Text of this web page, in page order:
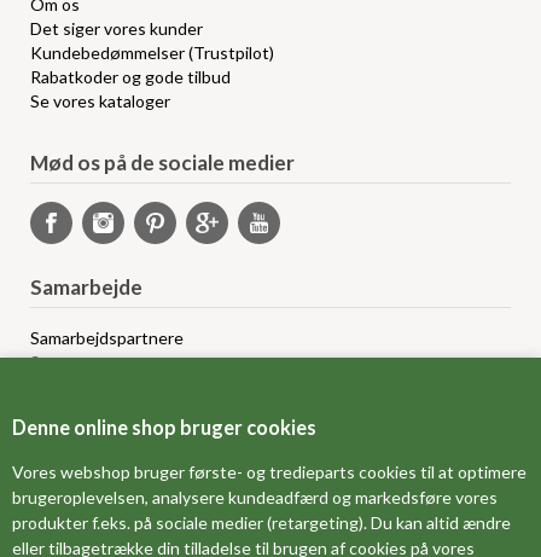
Denne online shop bruger cookies
Vores webshop bruger første- og tredieparts cookies til at optimere
brugeroplevelsen, analysere kundeadfærd og markedsføre vores
produkter f.eks. på sociale medier (retargeting). Du kan altid ændre
eller tilbagetrække din tilladelse til brugen af cookies på vores
Om os
Det siger vores kunder
Kundebedømmelser (Trustpilot)
Rabatkoder og gode tilbud
Se vores kataloger
Mød os på de sociale medier
Samarbejde
Samarbejdspartnere
Sponsorprogram
Grossistsalg
FORSIDE